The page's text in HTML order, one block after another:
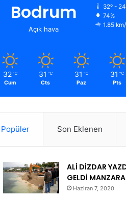
Bodrum
Açık hava
32º -
74%
1.85
32 ℃
Cum
31 ℃
Cts
31 ℃
Paz
31 ℃
Pts
Popüler Son Eklenen
ALİ DİZDAR
GELDİ
Haziran 7, 2020